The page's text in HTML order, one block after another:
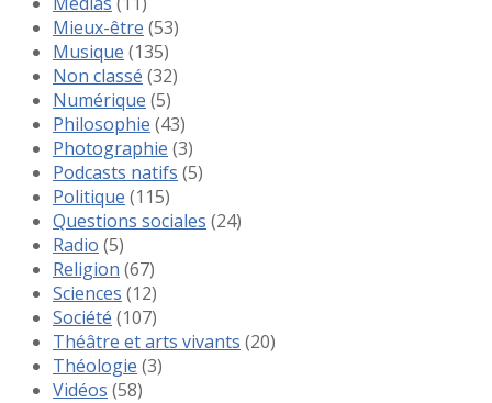
Mieux-être (53)
Musique (135)
Non classé (32)
Numérique (5)
Philosophie (43)
Photographie (3)
Podcasts natifs (5)
Politique (115)
Questions sociales (24)
Radio (5)
Religion (67)
Sciences (12)
Société (107)
Théâtre et arts vivants (20)
Théologie (3)
Vidéos (58)